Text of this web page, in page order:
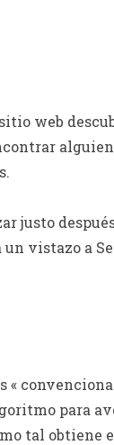
web
justo
vistazo a
para
tal